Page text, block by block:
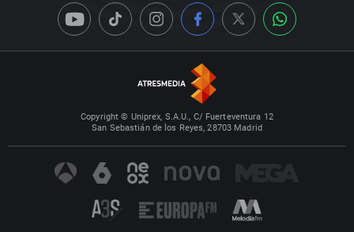
Copyright © Uniprex, S.A.U., C/ Fuerteventura 12
San Sebastián de los Reyes, 28703 Madrid